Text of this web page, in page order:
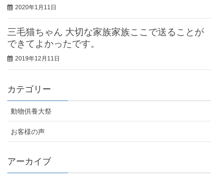
2020年1月11日
三毛猫ちゃん 大切な家族家族ここで送ることが
できてよかったです。
2019年12月11日
カテゴリー
動物供養大祭
お客様の声
アーカイブ